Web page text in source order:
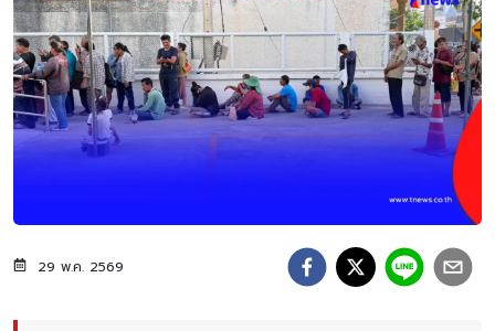
29 พ.ค. 2569